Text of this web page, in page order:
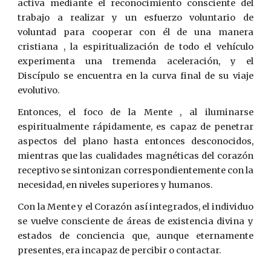
activa mediante el reconocimiento consciente del
trabajo a realizar y un esfuerzo voluntario de
voluntad para cooperar con él de una manera
cristiana , la espiritualización de todo el vehículo
experimenta una tremenda aceleración, y el
Discípulo se encuentra en la curva final de su viaje
evolutivo.
Entonces, el foco de la Mente , al iluminarse
espiritualmente rápidamente, es capaz de penetrar
aspectos del plano hasta entonces desconocidos,
mientras que las cualidades magnéticas del corazón
receptivo se sintonizan correspondientemente con la
necesidad, en niveles superiores y humanos.
Con la Mente y el Corazón así integrados, el individuo
se vuelve consciente de áreas de existencia divina y
estados de conciencia que, aunque eternamente
presentes, era incapaz de percibir o contactar.